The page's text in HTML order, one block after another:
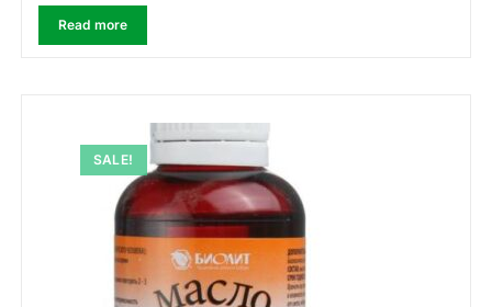
Read more
SALE!